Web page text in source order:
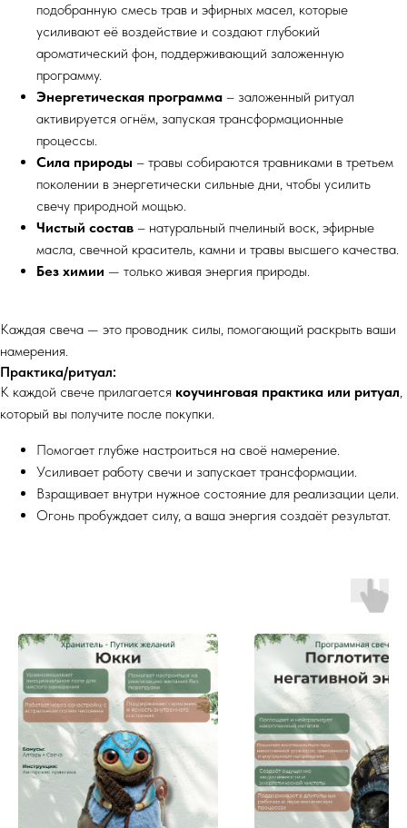
подобранную смесь трав и эфирных масел, которые
усиливают её воздействие и создают глубокий
ароматический фон, поддерживающий заложенную
программу.
Энергетическая программа – заложенный ритуал
активируется огнём, запуская трансформационные
процессы.
Сила природы – травы собираются травниками в третьем
поколении в энергетически сильные дни, чтобы усилить
свечу природной мощью.
Чистый состав – натуральный пчелиный воск, эфирные
масла, свечной краситель, камни и травы высшего качества.
Без химии — только живая энергия природы.
Каждая свеча — это проводник силы, помогающий раскрыть ваши
намерения.
Практика/ритуал:
К каждой свече прилагается коучинговая практика или ритуал,
который вы получите после покупки.
Помогает глубже настроиться на своё намерение.
Усиливает работу свечи и запускает трансформации.
Взращивает внутри нужное состояние для реализации цели.
Огонь пробуждает силу, а ваша энергия создаёт результат.